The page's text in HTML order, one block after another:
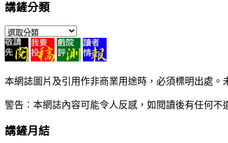
講鏟分類
講
鏟
分
類
本網誌圖片及引用作非商業用途時，必須標明出處。
警告︰本網誌內容可能令人反感，如閱讀後有任何
講鏟月結